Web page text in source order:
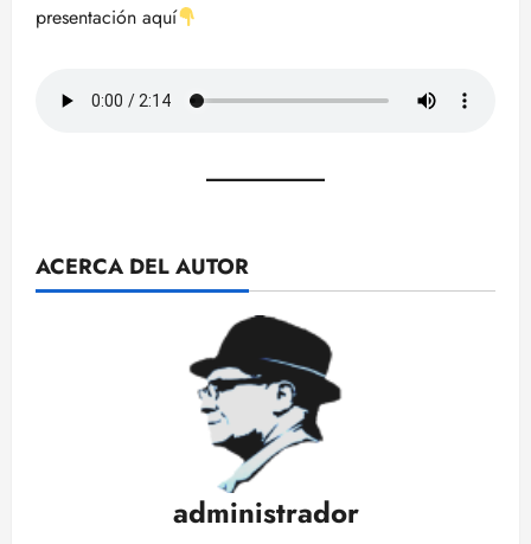
presentación aquí
ACERCA DEL AUTOR
administrador